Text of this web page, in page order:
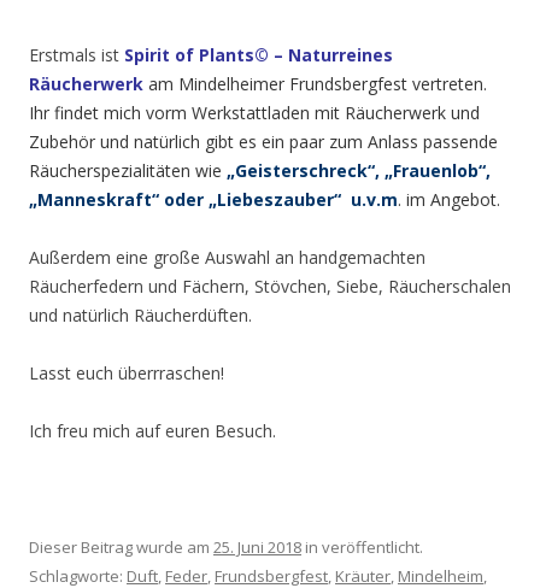
Erstmals ist Spirit of Plants© – Naturreines
Räucherwerk am Mindelheimer Frundsbergfest vertreten.
Ihr findet mich vorm Werkstattladen mit Räucherwerk und
Zubehör und natürlich gibt es ein paar zum Anlass passende
Räucherspezialitäten wie „Geisterschreck“, „Frauenlob“,
„Manneskraft“ oder „Liebeszauber“ u.v.m. im Angebot.
Außerdem eine große Auswahl an handgemachten
Räucherfedern und Fächern, Stövchen, Siebe, Räucherschalen
und natürlich Räucherdüften.
Lasst euch überrraschen!
Ich freu mich auf euren Besuch.
Dieser Beitrag wurde am 25. Juni 2018 in veröffentlicht.
Schlagworte: Duft, Feder, Frundsbergfest, Kräuter, Mindelheim,